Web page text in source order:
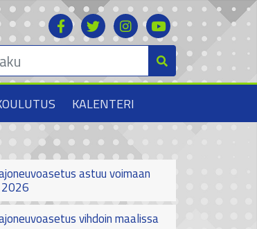
KALENTERI
astuu voimaan
vihdoin maalissa